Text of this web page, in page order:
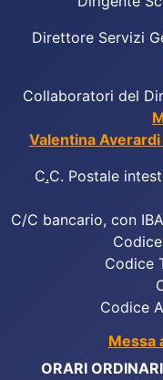
Direttore Servizi
Collaboratori del
Valentina
C.C. Postale
C/C bancario, con
Codice
Codice
Messa
ORARI